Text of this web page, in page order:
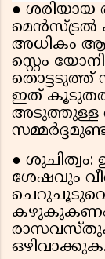
● ശരിയായ
മെൻസ്ട്രൽ
അധികം
സ്റ്റെം
തൊട്ടടുത്ത്
ഇത് കൂടുതൽ
അടുത്തുള്ള
●
ശേഷവും
ഒഴിവാക്കുക.